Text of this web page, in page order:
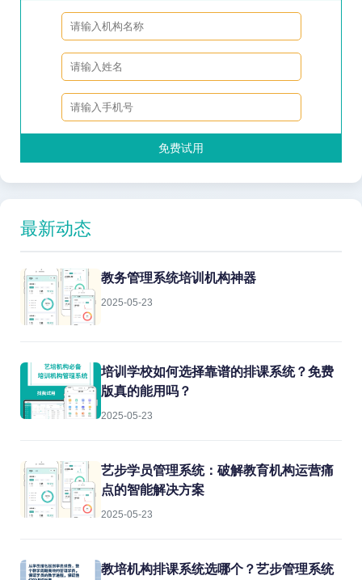
免费试用
最新动态
教务管理系统培训机构神器
2025-05-23
培训学校如何选择靠谱的排课系统？免费
版真的能用吗？
2025-05-23
艺步学员管理系统：破解教育机构运营痛
点的智能解决方案
2025-05-23
教培机构排课系统选哪个？艺步管理系统